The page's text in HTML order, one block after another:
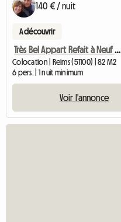
140 € / nuit
A découvrir
Très Bel Appart Refait à Neuf St Remi.6 Personnes
Colocation | Reims (51100) | 82 M2
6 pers. | 1 nuit minimum
Voir l'annonce